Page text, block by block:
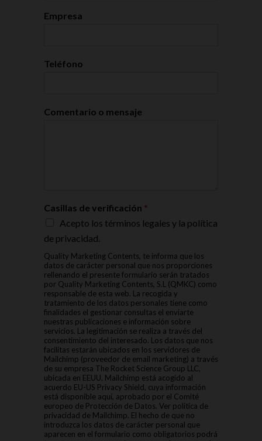
Empresa
Teléfono
Comentario o mensaje
Casillas de verificación *
Acepto los términos legales y la política
de privacidad.
Quality Marketing Contents, te informa que los
datos de carácter personal que nos proporciones
rellenando el presente formulario serán tratados
por Quality Marketing Contents, S.L (QMKC) como
responsable de esta web. La recogida y
tratamiento de los datos personales tiene como
finalidades el gestionar consultas el enviarte
nuestras publicaciones e información sobre
servicios. La legitimación se realiza a través del
consentimiento del interesado. Los datos que nos
facilitas estarán ubicados en los servidores de
Mailchimp (proveedor de email marketing) a través
de su empresa The Rocket Science Group LLC,
ubicada en EEUU. Mailchimp está acogido al
acuerdo EU-US Privacy Shield, cuya información
está disponible aquí, aprobado por el Comité
europeo de Protección de Datos. Ver política de
privacidad de Mailchimp. El hecho de que no
introduzca los datos de carácter personal que
aparecen en el formulario como obligatorios podrá